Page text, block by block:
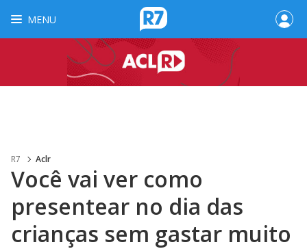
MENU
R7 Aclr
Você vai ver como
presentear no dia das
crianças sem gastar muito